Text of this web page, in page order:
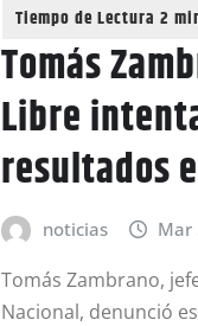
Tomás
Libre
resultados
noticias Mar
Tomás Zambrano,
Nacional, denunció